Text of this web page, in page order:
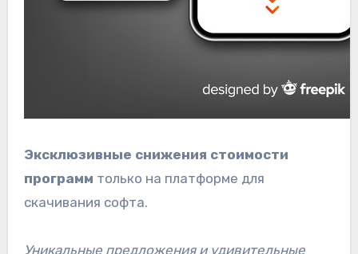
Эксклюзивные снижения стоимости
программ только на платформе для
скачивания софта.
Уникальные предложения и удивительные